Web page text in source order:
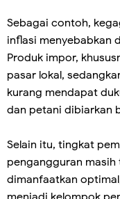
Sebagai contoh,
inflasi menyebabkan
Produk impor,
pasar lokal,
kurang mendapat
dan petani dibiarkan
Selain itu, tingkat
pengangguran
dimanfaatkan